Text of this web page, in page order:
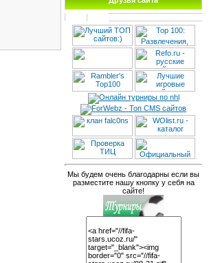
Мы будем очень благодарны если вы
разместите нашу кнопку у себя на
сайте!